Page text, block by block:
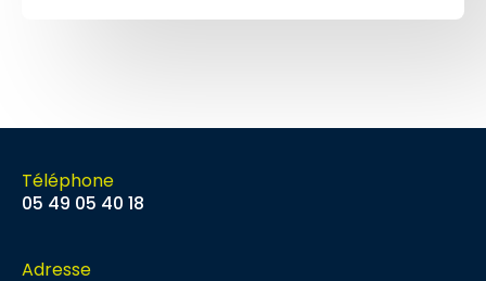
Téléphone
05 49 05 40 18
Adresse